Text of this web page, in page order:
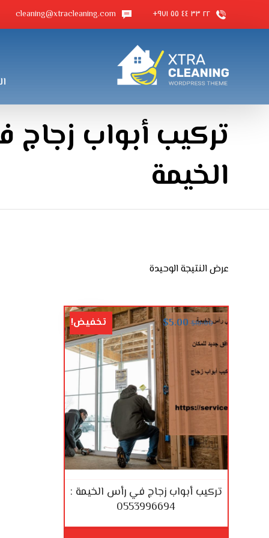
٢٢ ٣٣ ٤٤ ٥٥ ٩٧١+ cleaning@xtracleaning.com
تركيب أبواب
الخيمة
عرض النتيجة الوحيدة
تركيب أبواب زجاج في رأس الخيمة :
0553996694
$10.00
$5.00 تخفيض!